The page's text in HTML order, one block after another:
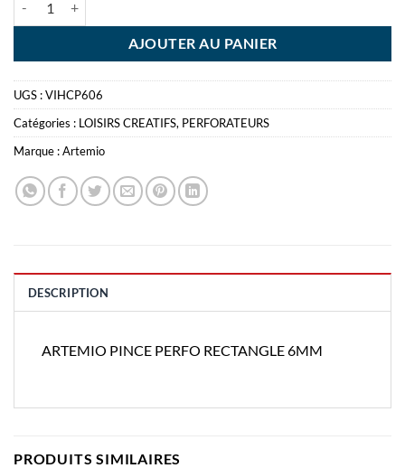
AJOUTER AU PANIER
UGS :VIHCP606
Catégories : LOISIRS CREATIFS, PERFORATEURS
Marque :Artemio
DESCRIPTION
ARTEMIO PINCE PERFO RECTANGLE 6MM
PRODUITS SIMILAIRES